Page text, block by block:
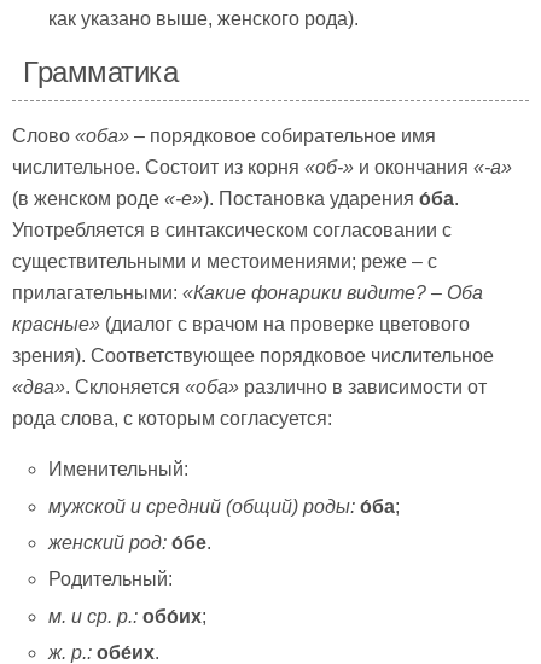
как указано выше, женского рода).
Грамматика
Слово «оба» – порядковое собирательное имя
числительное. Состоит из корня «об-» и окончания «-а»
(в женском роде «-е»). Постановка ударения о́ба.
Употребляется в синтаксическом согласовании с
существительными и местоимениями; реже – с
прилагательными: «Какие фонарики видите? – Оба
красные» (диалог с врачом на проверке цветового
зрения). Соответствующее порядковое числительное
«два». Склоняется «оба» различно в зависимости от
рода слова, с которым согласуется:
Именительный:
мужской и средний (общий) роды: о́ба;
женский род: о́бе.
Родительный:
м. и ср. р.: обо́их;
ж. р.: обе́их.